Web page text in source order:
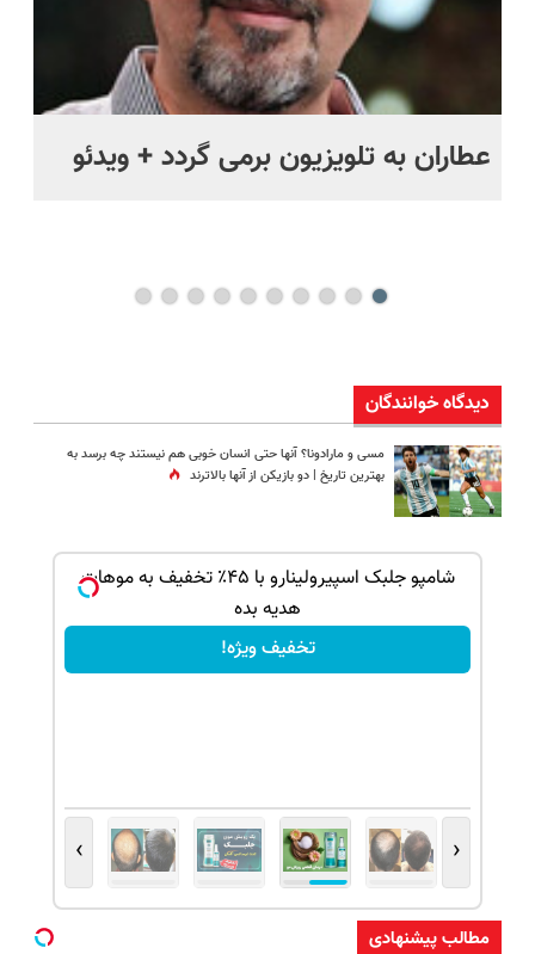
عطاران به تلویزیون برمی گردد + ویدئو
دیدگاه خوانندگان
مسی و مارادونا؟ آنها حتی انسان خوبی هم نیستند چه برسد به
بهترین تاریخ | دو بازیکن از آنها بالاترند
شامپو جلبک اسپیرولینارو با ۴۵٪ تخفیف به موهات
هدیه بده
تخفیف ویژه!
‹
›
مطالب پیشنهادی